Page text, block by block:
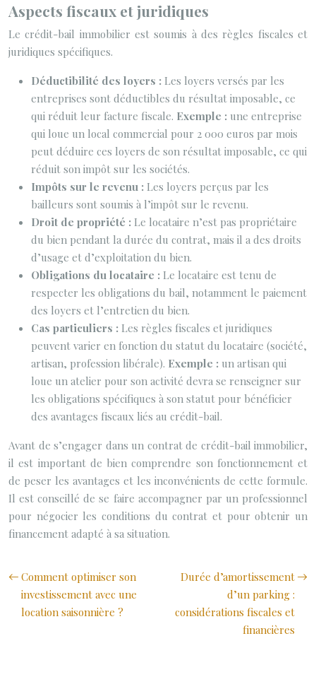
Aspects fiscaux et juridiques
Le crédit-bail immobilier est soumis à des règles fiscales et
juridiques spécifiques.
Déductibilité des loyers : Les loyers versés par les
entreprises sont déductibles du résultat imposable, ce
qui réduit leur facture fiscale. Exemple : une entreprise
qui loue un local commercial pour 2 000 euros par mois
peut déduire ces loyers de son résultat imposable, ce qui
réduit son impôt sur les sociétés.
Impôts sur le revenu : Les loyers perçus par les
bailleurs sont soumis à l’impôt sur le revenu.
Droit de propriété : Le locataire n’est pas propriétaire
du bien pendant la durée du contrat, mais il a des droits
d’usage et d’exploitation du bien.
Obligations du locataire : Le locataire est tenu de
respecter les obligations du bail, notamment le paiement
des loyers et l’entretien du bien.
Cas particuliers : Les règles fiscales et juridiques
peuvent varier en fonction du statut du locataire (société,
artisan, profession libérale). Exemple : un artisan qui
loue un atelier pour son activité devra se renseigner sur
les obligations spécifiques à son statut pour bénéficier
des avantages fiscaux liés au crédit-bail.
Avant de s’engager dans un contrat de crédit-bail immobilier,
il est important de bien comprendre son fonctionnement et
de peser les avantages et les inconvénients de cette formule.
Il est conseillé de se faire accompagner par un professionnel
pour négocier les conditions du contrat et pour obtenir un
financement adapté à sa situation.
Comment optimiser son
investissement avec une
location saisonnière ?
Durée d’amortissement
d’un parking :
considérations fiscales et
financières